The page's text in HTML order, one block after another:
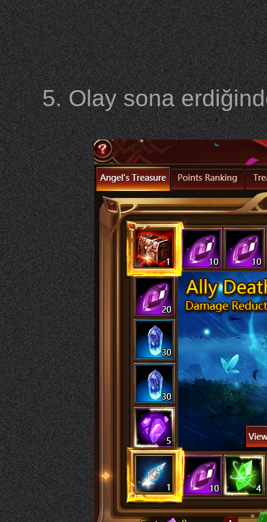
5. Olay sona